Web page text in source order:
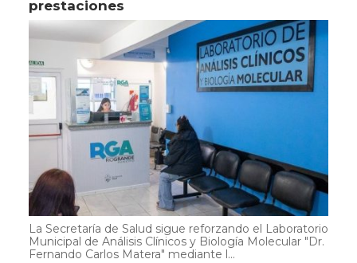
prestaciones
La Secretaría de Salud sigue reforzando el Laboratorio
Municipal de Análisis Clínicos y Biología Molecular "Dr.
Fernando Carlos Matera" mediante l...